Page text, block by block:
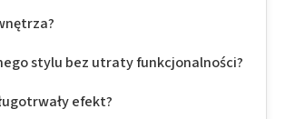
stylu bez utraty funkcjonalności?
efekt?